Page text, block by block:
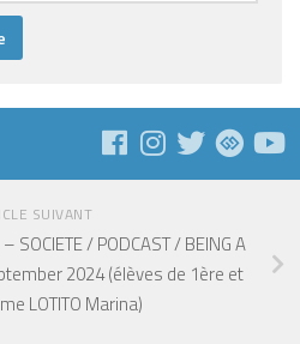
SUIVANT
SOCIETE / PODCAST / BEING A
2024 (élèves de 1ère et
LOTITO Marina)